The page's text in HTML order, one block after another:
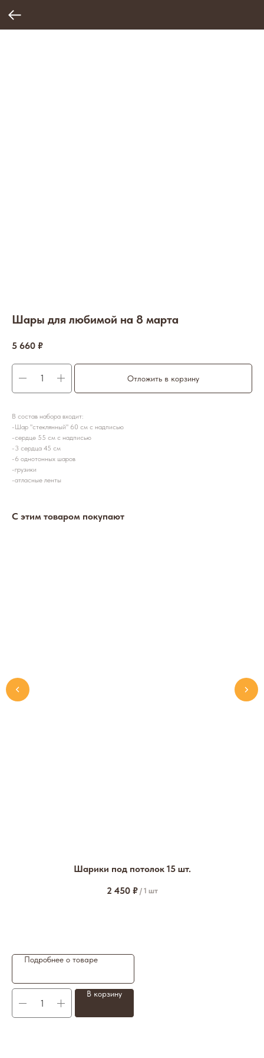
Шары для любимой на 8 марта
5 660 ₽
Отложить в корзину
В состав набора входит:
-Шар "стеклянный" 60 см с надписью
-сердце 55 см с надписью
-3 сердца 45 см
-6 однотонных шаров
-грузики
-атласные ленты
С этим товаром покупают
Шарики под потолок 15 шт.
2 450 ₽ / 1 шт
Подробнее о товаре
В корзину